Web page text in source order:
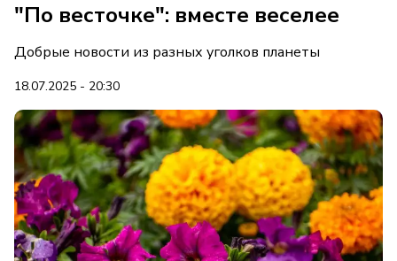
"По весточке": вместе веселее
Добрые новости из разных уголков планеты
18.07.2025 - 20:30